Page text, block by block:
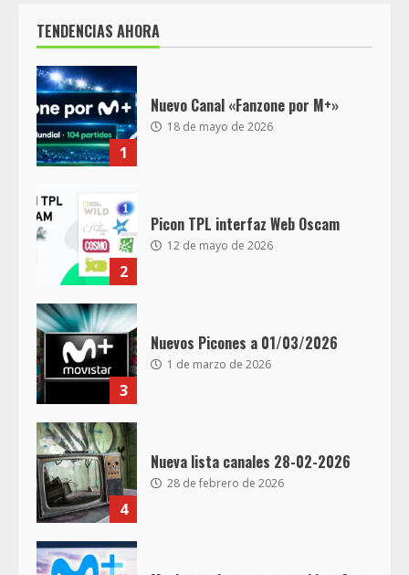
TENDENCIAS AHORA
1
Nuevo Canal «Fanzone por M+»
18 de mayo de 2026
2
Picon TPL interfaz Web Oscam
12 de mayo de 2026
3
Nuevos Picones a 01/03/2026
1 de marzo de 2026
4
Nueva lista canales 28-02-2026
28 de febrero de 2026